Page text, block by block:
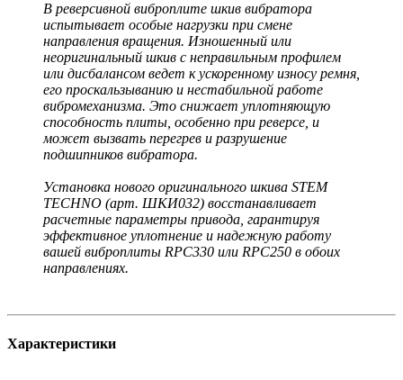
В реверсивной виброплите шкив вибратора
испытывает особые нагрузки при смене
направления вращения. Изношенный или
неоригинальный шкив с неправильным профилем
или дисбалансом ведет к ускоренному износу ремня,
его проскальзыванию и нестабильной работе
вибромеханизма. Это снижает уплотняющую
способность плиты, особенно при реверсе, и
может вызвать перегрев и разрушение
подшипников вибратора.
Установка нового оригинального шкива STEM
TECHNO (арт. ШКИ032) восстанавливает
расчетные параметры привода, гарантируя
эффективное уплотнение и надежную работу
вашей виброплиты RPC330 или RPC250 в обоих
направлениях.
Характеристики